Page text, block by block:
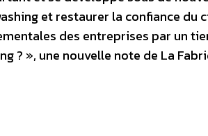
et restaurer la confiance
des entreprises par un
? », une nouvelle note de La